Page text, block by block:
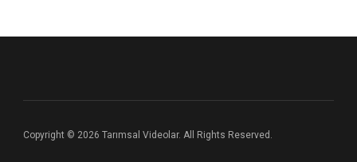
Copyright © 2026 Tarımsal Videolar. All Rights Reserved.